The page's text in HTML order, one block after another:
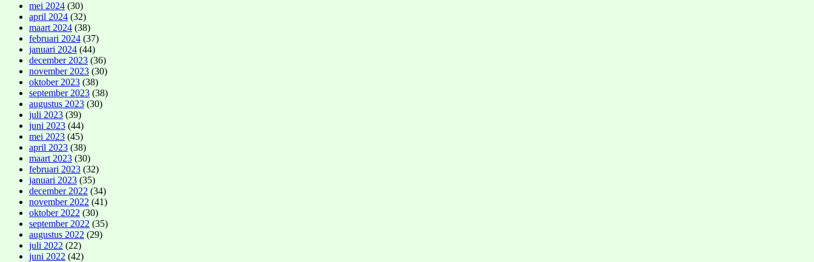
mei 2024 (30)
april 2024 (32)
maart 2024 (38)
februari 2024 (37)
januari 2024 (44)
december 2023 (36)
november 2023 (30)
oktober 2023 (38)
september 2023 (38)
augustus 2023 (30)
juli 2023 (39)
juni 2023 (44)
mei 2023 (45)
april 2023 (38)
maart 2023 (30)
februari 2023 (32)
januari 2023 (35)
december 2022 (34)
november 2022 (41)
oktober 2022 (30)
september 2022 (35)
augustus 2022 (29)
juli 2022 (22)
juni 2022 (42)